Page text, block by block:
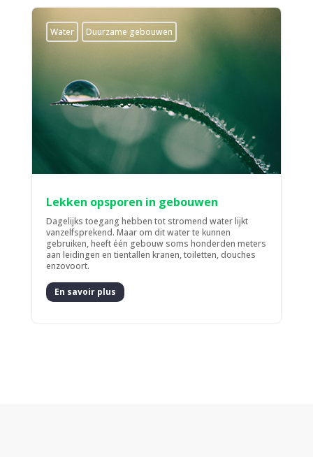
Water Duurzame gebouwen
Lekken opsporen in gebouwen
Dagelijks toegang hebben tot stromend water lijkt
vanzelfsprekend. Maar om dit water te kunnen
gebruiken, heeft één gebouw soms honderden meters
aan leidingen en tientallen kranen, toiletten, douches
enzovoort.
En savoir plus